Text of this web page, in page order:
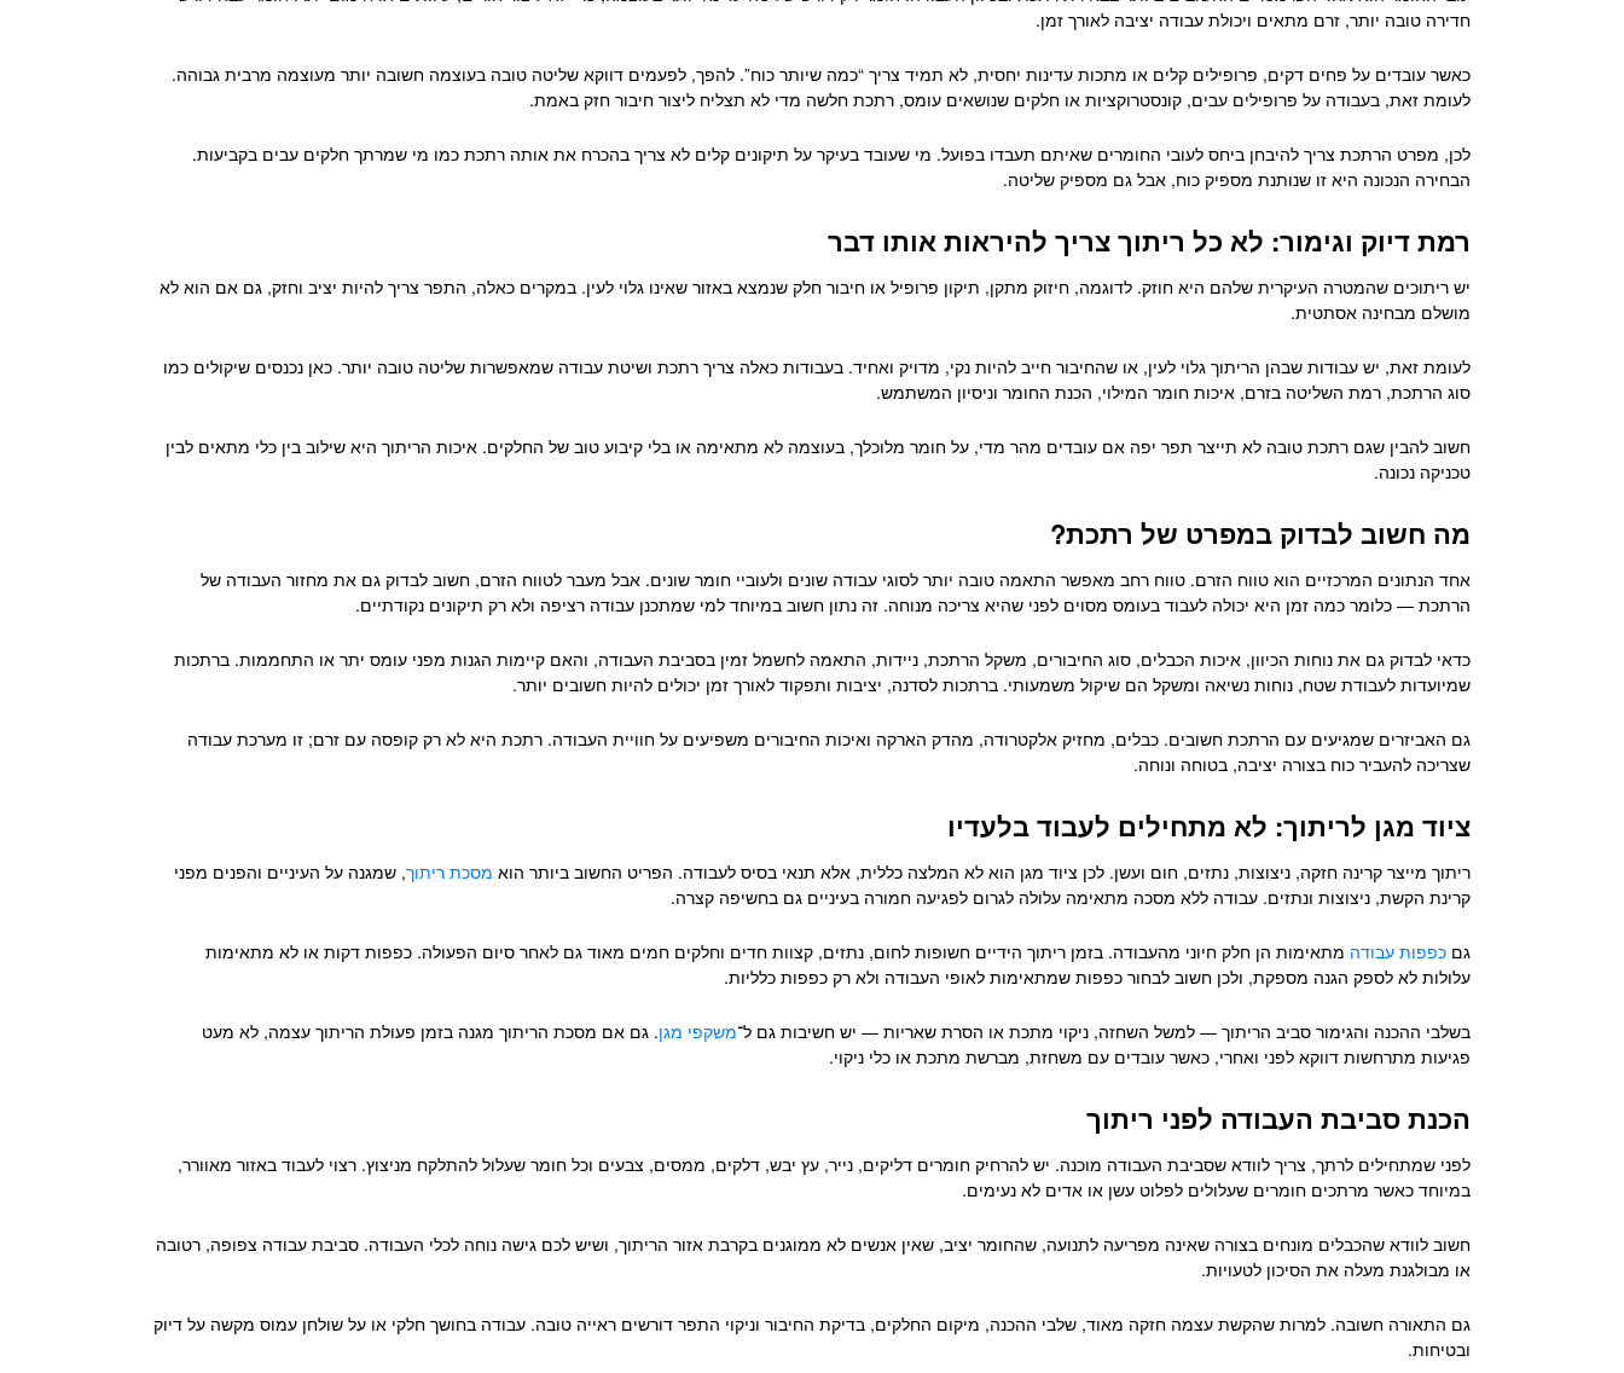
חדירה טובה יותר, זרם מתאים ויכולת עבודה יציבה לאורך זמן.
כאשר עובדים על פחים דקים, פרופילים קלים או מתכות עדינות יחסית, לא תמיד צריך “כמה שיותר כוח”. להפך, לפעמים דווקא שליטה טובה בעוצמה חשובה יותר מעוצמה מרבית גבוהה.
לעומת זאת, בעבודה על פרופילים עבים, קונסטרוקציות או חלקים שנושאים עומס, רתכת חלשה מדי לא תצליח ליצור חיבור חזק באמת.
לכן, מפרט הרתכת צריך להיבחן ביחס לעובי החומרים שאיתם תעבדו בפועל. מי שעובד בעיקר על תיקונים קלים לא צריך בהכרח את אותה רתכת כמו מי שמרתך חלקים עבים בקביעות.
הבחירה הנכונה היא זו שנותנת מספיק כוח, אבל גם מספיק שליטה.
רמת דיוק וגימור: לא כל ריתוך צריך להיראות אותו דבר
יש ריתוכים שהמטרה העיקרית שלהם היא חוזק. לדוגמה, חיזוק מתקן, תיקון פרופיל או חיבור חלק שנמצא באזור שאינו גלוי לעין. במקרים כאלה, התפר צריך להיות יציב וחזק, גם אם הוא לא
מושלם מבחינה אסתטית.
לעומת זאת, יש עבודות שבהן הריתוך גלוי לעין, או שהחיבור חייב להיות נקי, מדויק ואחיד. בעבודות כאלה צריך רתכת ושיטת עבודה שמאפשרות שליטה טובה יותר. כאן נכנסים שיקולים כמו
סוג הרתכת, רמת השליטה בזרם, איכות חומר המילוי, הכנת החומר וניסיון המשתמש.
חשוב להבין שגם רתכת טובה לא תייצר תפר יפה אם עובדים מהר מדי, על חומר מלוכלך, בעוצמה לא מתאימה או בלי קיבוע טוב של החלקים. איכות הריתוך היא שילוב בין כלי מתאים לבין
טכניקה נכונה.
מה חשוב לבדוק במפרט של רתכת?
אחד הנתונים המרכזיים הוא טווח הזרם. טווח רחב מאפשר התאמה טובה יותר לסוגי עבודה שונים ולעוביי חומר שונים. אבל מעבר לטווח הזרם, חשוב לבדוק גם את מחזור העבודה של
הרתכת — כלומר כמה זמן היא יכולה לעבוד בעומס מסוים לפני שהיא צריכה מנוחה. זה נתון חשוב במיוחד למי שמתכנן עבודה רציפה ולא רק תיקונים נקודתיים.
כדאי לבדוק גם את נוחות הכיוון, איכות הכבלים, סוג החיבורים, משקל הרתכת, ניידות, התאמה לחשמל זמין בסביבת העבודה, והאם קיימות הגנות מפני עומס יתר או התחממות. ברתכות
שמיועדות לעבודת שטח, נוחות נשיאה ומשקל הם שיקול משמעותי. ברתכות לסדנה, יציבות ותפקוד לאורך זמן יכולים להיות חשובים יותר.
גם האביזרים שמגיעים עם הרתכת חשובים. כבלים, מחזיק אלקטרודה, מהדק הארקה ואיכות החיבורים משפיעים על חוויית העבודה. רתכת היא לא רק קופסה עם זרם; זו מערכת עבודה
שצריכה להעביר כוח בצורה יציבה, בטוחה ונוחה.
ציוד מגן לריתוך: לא מתחילים לעבוד בלעדיו
ריתוך מייצר קרינה חזקה, ניצוצות, נתזים, חום ועשן. לכן ציוד מגן הוא לא המלצה כללית, אלא תנאי בסיס לעבודה. הפריט החשוב ביותר הוא מסכת ריתוך, שמגנה על העיניים והפנים מפני
קרינת הקשת, ניצוצות ונתזים. עבודה ללא מסכה מתאימה עלולה לגרום לפגיעה חמורה בעיניים גם בחשיפה קצרה.
גם כפפות עבודה מתאימות הן חלק חיוני מהעבודה. בזמן ריתוך הידיים חשופות לחום, נתזים, קצוות חדים וחלקים חמים מאוד גם לאחר סיום הפעולה. כפפות דקות או לא מתאימות
עלולות לא לספק הגנה מספקת, ולכן חשוב לבחור כפפות שמתאימות לאופי העבודה ולא רק כפפות כלליות.
בשלבי ההכנה והגימור סביב הריתוך — למשל השחזה, ניקוי מתכת או הסרת שאריות — יש חשיבות גם ל־משקפי מגן. גם אם מסכת הריתוך מגנה בזמן פעולת הריתוך עצמה, לא מעט
פגיעות מתרחשות דווקא לפני ואחרי, כאשר עובדים עם משחזת, מברשת מתכת או כלי ניקוי.
הכנת סביבת העבודה לפני ריתוך
לפני שמתחילים לרתך, צריך לוודא שסביבת העבודה מוכנה. יש להרחיק חומרים דליקים, נייר, עץ יבש, דלקים, ממסים, צבעים וכל חומר שעלול להתלקח מניצוץ. רצוי לעבוד באזור מאוורר,
במיוחד כאשר מרתכים חומרים שעלולים לפלוט עשן או אדים לא נעימים.
חשוב לוודא שהכבלים מונחים בצורה שאינה מפריעה לתנועה, שהחומר יציב, שאין אנשים לא ממוגנים בקרבת אזור הריתוך, ושיש לכם גישה נוחה לכלי העבודה. סביבת עבודה צפופה, רטובה
או מבולגנת מעלה את הסיכון לטעויות.
גם התאורה חשובה. למרות שהקשת עצמה חזקה מאוד, שלבי ההכנה, מיקום החלקים, בדיקת החיבור וניקוי התפר דורשים ראייה טובה. עבודה בחושך חלקי או על שולחן עמוס מקשה על דיוק
ובטיחות.